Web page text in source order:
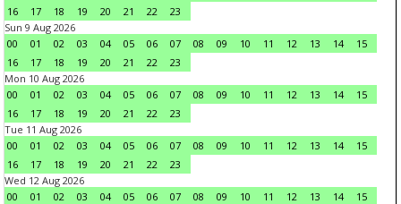
16
17 18 19 20 21 22
23
Sun 9 Aug 2026
00
01 02 03 04 05 06 07 08 09 10 11 12 13 14
15
16
17 18 19 20 21 22
23
Mon 10 Aug 2026
00
01 02 03 04 05 06 07 08 09 10 11 12 13 14
15
16
17 18 19 20 21 22
23
Tue 11 Aug 2026
00
01 02 03 04 05 06 07 08 09 10 11 12 13 14
15
16
17 18 19 20 21 22
23
Wed 12 Aug 2026
00
01 02 03 04 05 06 07 08 09 10 11 12 13 14
15